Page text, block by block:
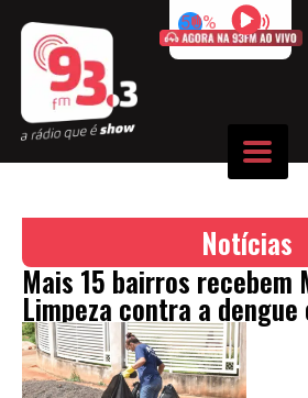
50%
Notícias
Mais 15 bairros recebem
Limpeza contra a